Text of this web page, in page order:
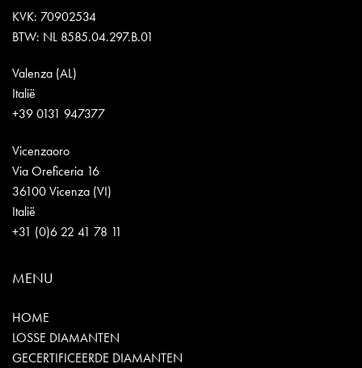
KVK: 70902534
BTW: NL 8585.04.297.B.01
Valenza (AL)
Italië
+39 0131 947377
Vicenzaoro
Via Oreficeria 16
36100 Vicenza (VI)
Italië
+31 (0)6 22 41 78 11
MENU
HOME
LOSSE DIAMANTEN
GECERTIFICEERDE DIAMANTEN